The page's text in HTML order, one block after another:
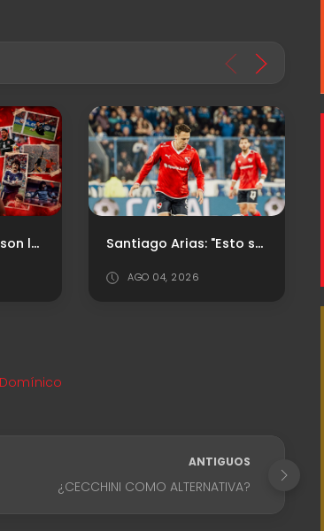
Firmó Mele: Estos son los arqueros uruguayos que dejaron una huella en Independiente Santiago Arias: "Esto se define en los detalles"
AGO 04, 2026
ANTIGUOS
¿CECCHINI COMO ALTERNATIVA?